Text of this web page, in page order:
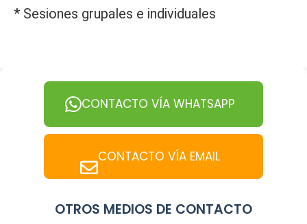
* Sesiones grupales e individuales
CONTACTO VÍA WHATSAPP
CONTACTO VÍA EMAIL
OTROS MEDIOS DE CONTACTO